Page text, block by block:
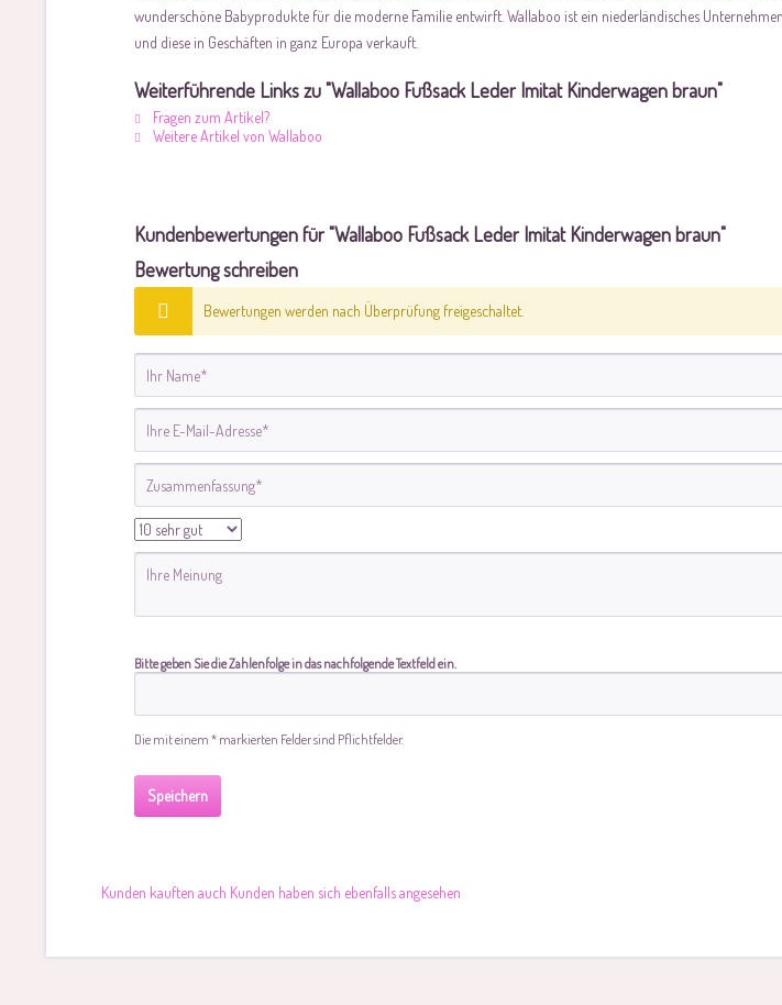
wunderschöne Babyprodukte für die moderne Familie entwirft. Wallaboo ist ein niederländisches
und diese in Geschäften in ganz Europa verkauft.
Weiterführende Links zu "Wallaboo Fußsack Leder Imitat Kinderwagen braun"
Fragen zum Artikel?
Weitere Artikel von Wallaboo
Kundenbewertungen für "Wallaboo Fußsack Leder Imitat Kinderwagen braun"
Bewertung schreiben
Bewertungen werden nach Überprüfung freigeschaltet.
Bitte geben Sie die Zahlenfolge in das nachfolgende Textfeld ein.
Die mit einem * markierten Felder sind Pflichtfelder.
Speichern
Kunden kauften auch Kunden haben sich ebenfalls angesehen